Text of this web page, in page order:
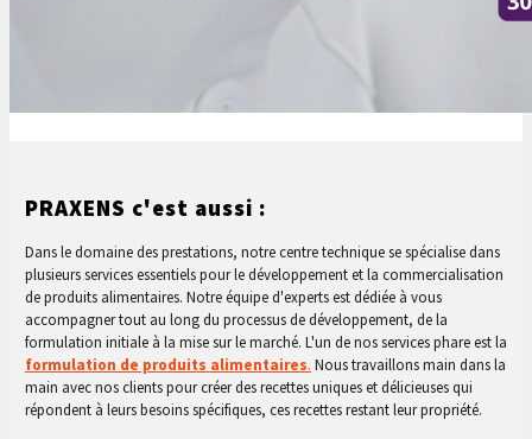
PRAXENS c'est aussi :
Dans le domaine des prestations, notre centre technique se spécialise dans
plusieurs services essentiels pour le développement et la commercialisation
de produits alimentaires. Notre équipe d'experts est dédiée à vous
accompagner tout au long du processus dedéveloppement, de la
formulation initiale à la mise sur le marché. L'un de nos services phare est la
formulation de produits alimentaires. Nous travaillons main dans la
main avec nos clients pour créer des recettes uniques et délicieuses qui
répondent à leurs besoins spécifiques, ces recettes restant leur propriété.